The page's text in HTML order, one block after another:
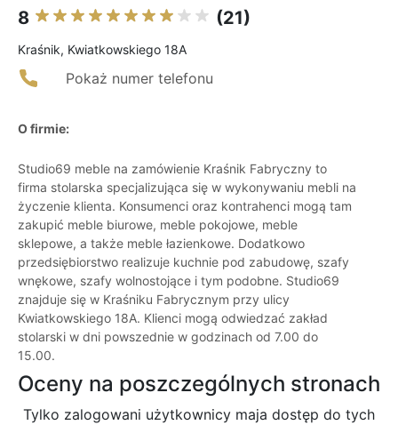
8 (21)
Kraśnik, Kwiatkowskiego 18A
Pokaż numer telefonu
O firmie:
Studio69 meble na zamówienie Kraśnik Fabryczny to
firma stolarska specjalizująca się w wykonywaniu mebli na
życzenie klienta. Konsumenci oraz kontrahenci mogą tam
zakupić meble biurowe, meble pokojowe, meble
sklepowe, a także meble łazienkowe. Dodatkowo
przedsiębiorstwo realizuje kuchnie pod zabudowę, szafy
wnękowe, szafy wolnostojące i tym podobne. Studio69
znajduje się w Kraśniku Fabrycznym przy ulicy
Kwiatkowskiego 18A. Klienci mogą odwiedzać zakład
stolarski w dni powszednie w godzinach od 7.00 do
15.00.
Oceny na poszczególnych stronach
Tylko zalogowani użytkownicy maja dostęp do tych